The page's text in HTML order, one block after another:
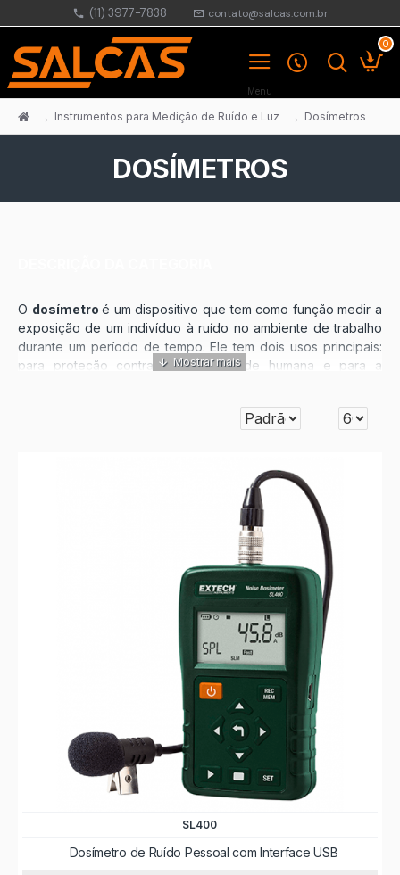
(11) 3977-7838 contato@salcas.com.br
0
Instrumentos para Medição de Ruído e Luz Dosímetros
DOSÍMETROS
O dosímetroé um dispositivo que tem como função medir a
exposição de um indivíduo à ruído no ambiente de trabalho
durante um período de tempo. Ele tem dois usos principais:
para proteção contra danos à saúde humana e para a
Dosímetros de Ruído
SL400
Dosímetro de Ruído Pessoal com Interface USB